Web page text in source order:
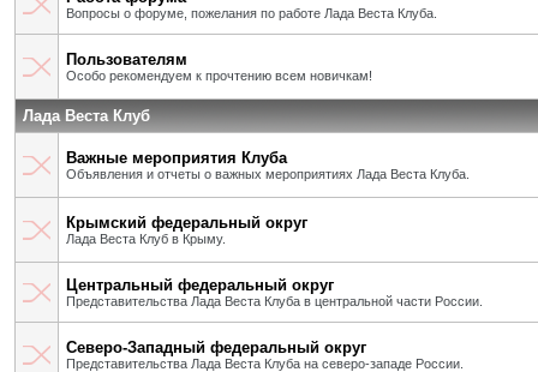
Вопросы о форуме, пожелания по работе Лада Веста Клуба.
Пользователям
Особо рекомендуем к прочтению всем новичкам!
Лада Веста Клуб
Важные мероприятия Клуба
Объявления и отчеты о важных мероприятиях Лада Веста Клуба.
Крымский федеральный округ
Лада Веста Клуб в Крыму.
Центральный федеральный округ
Представительства Лада Веста Клуба в центральной части России.
Северо-Западный федеральный округ
Представительства Лада Веста Клуба на северо-западе России.